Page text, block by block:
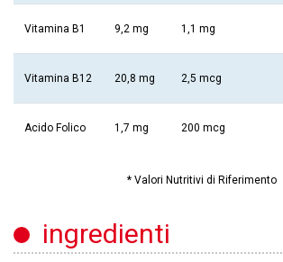
Vitamina B1 9,2 mg 1,1 mg
Vitamina B12 20,8 mg 2,5 mcg
Acido Folico 1,7 mg 200 mcg
* Valori Nutritivi di Riferimento
ingredienti